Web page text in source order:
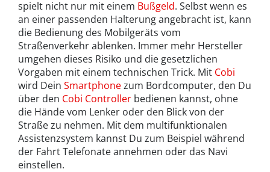
spielt nicht nur mit einem Bußgeld. Selbst wenn es
an einer passenden Halterung angebracht ist, kann
die Bedienung des Mobilgeräts vom
Straßenverkehr ablenken. Immer mehr Hersteller
umgehen dieses Risiko und die gesetzlichen
Vorgaben mit einem technischen Trick. Mit Cobi
wird Dein Smartphonezum Bordcomputer, den Du
über den Cobi Controller bedienen kannst, ohne
die Hände vom Lenker oder den Blick von der
Straße zu nehmen. Mit dem multifunktionalen
Assistenzsystem kannst Du zum Beispiel während
der Fahrt Telefonate annehmen oder das Navi
einstellen.